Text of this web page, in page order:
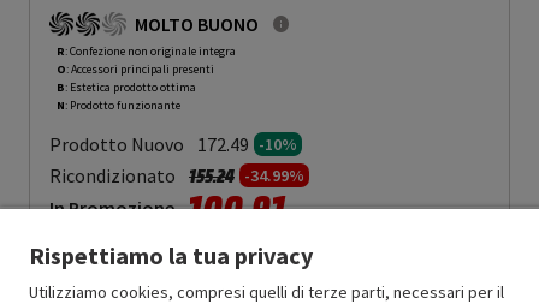
MOLTO BUONO
R: Confezione non originale integra
O: Accessori principali presenti
B: Estetica prodotto ottima
N: Prodotto funzionante
Prodotto Nuovo 172.49 -10%
Ricondizionato Prezzo ridotto da
155.24a-34.99%
In Promozione 100.91
Aggiungi al carrello
Rispettiamo la tua privacy
Utilizziamo cookies, compresi quelli di terze parti, necessari per il